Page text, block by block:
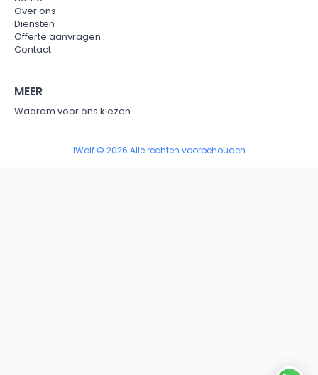
Over ons
Diensten
Offerte aanvragen
Contact
MEER
Waarom voor ons kiezen
IWolf © 2026 Alle rechten voorbehouden